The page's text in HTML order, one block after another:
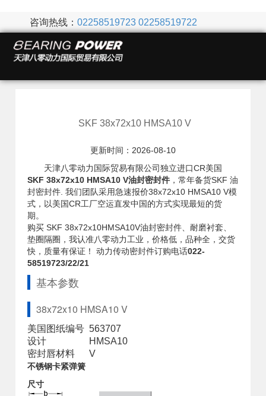
咨询热线： 02258519723 02258519722
SKF 38x72x10 HMSA10 V
更新时间：2026-08-10
天津八零动力国际贸易有限公司独立进口CR美国
SKF 38x72x10 HMSA10 V油封密封件 ，常年备货SKF 油
封密封件. 我们团队采用急速报价38x72x10 HMSA10 V模
式，以美国CR工厂空运直发中国的方式实现最短的货
期。
购买 SKF 38x72x10HMSA10V油封密封件、耐磨衬套、
垫圈隔圈，我认准八零动力工业，价格低，品种全，交货
快，质量有保证！ 动力传动密封件订购电话022-
58519723/22/21
基本参数
38x72x10 HMSA10 V
美国图纸编号 563707
设计
HMSA10
密封唇材料
V
不锈钢卡紧弹簧
尺寸